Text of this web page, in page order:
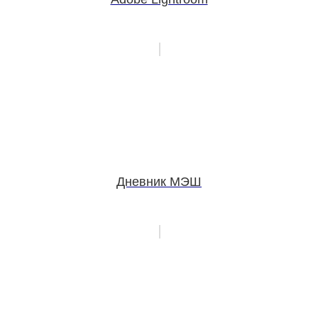
Дневник МЭШ